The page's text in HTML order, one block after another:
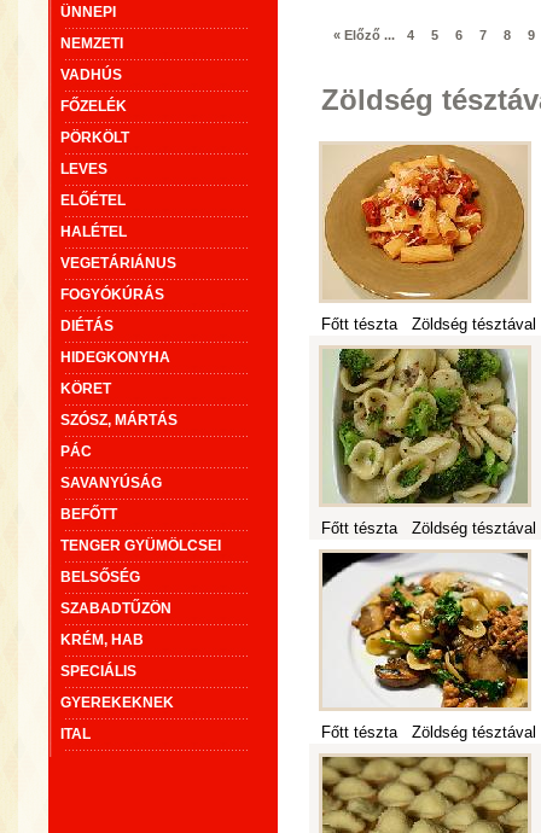
ÜNNEPI
NEMZETI
VADHÚS
FŐZELÉK
PÖRKÖLT
LEVES
ELŐÉTEL
HALÉTEL
VEGETÁRIÁNUS
FOGYÓKÚRÁS
DIÉTÁS
HIDEGKONYHA
KÖRET
SZÓSZ, MÁRTÁS
PÁC
SAVANYÚSÁG
BEFŐTT
TENGER GYÜMÖLCSEI
BELSŐSÉG
SZABADTŰZÖN
KRÉM, HAB
SPECIÁLIS
GYEREKEKNEK
ITAL
« Előző... 4 5 6 7 8 9
Zöldség
Főtt tészta Zöldség tésztával
Főtt tészta Zöldség tésztával
Főtt tészta Zöldség tésztával